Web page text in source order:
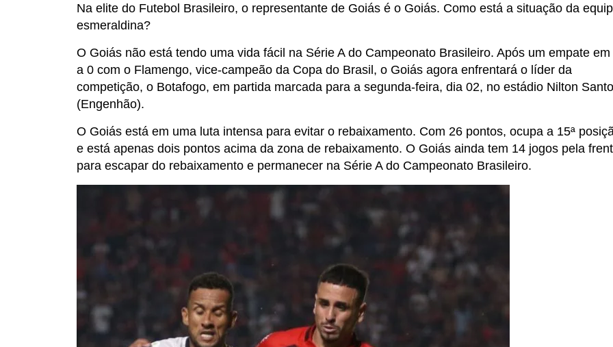
Na elite do Futebol Brasileiro, o representante de Goiás é o Goiás. Como está a situação da
esmeraldina?
O Goiás não está tendo uma vida fácil na Série A do Campeonato Brasileiro. Após um empate em
a 0 com o Flamengo, vice-campeão da Copa do Brasil, o Goiás agora enfrentará o líder da
competição, o Botafogo, em partida marcada para a segunda-feira, dia 02, no estádio Nilton
(Engenhão).
O Goiás está em uma luta intensa para evitar o rebaixamento. Com 26 pontos, ocupa a 15ª
e está apenas dois pontos acima da zona de rebaixamento. O Goiás ainda tem 14 jogos pela
para escapar do rebaixamento e permanecer na Série A do Campeonato Brasileiro.